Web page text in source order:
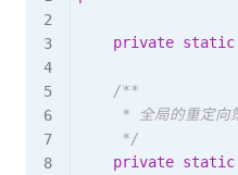
private static
/**
* 全局的重定向
     */
private static